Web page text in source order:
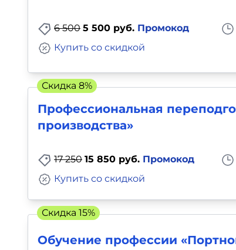
6 500 5 500 руб. Промокод
Купить со скидкой
Профессиональная
производства»
17 250 15 850 руб. Промокод
Купить со скидкой
Скидка 8%
Обучение профессии
Скидка 15%